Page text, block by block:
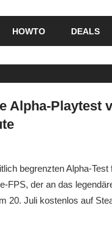
HOWTO DEALS
Alpha-Playtest
begrenzten Alpha-Test
FPS, der an das
20. Juli kostenlos auf